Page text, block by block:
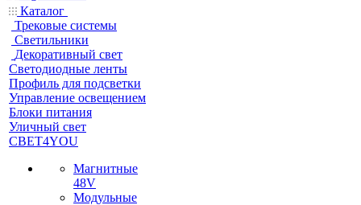
Каталог
Трековые системы
Светильники
Декоративный свет
Светодиодные ленты
Профиль для подсветки
Управление освещением
Блоки питания
Уличный свет
СВЕТ4YOU
Магнитные
48V
Модульные